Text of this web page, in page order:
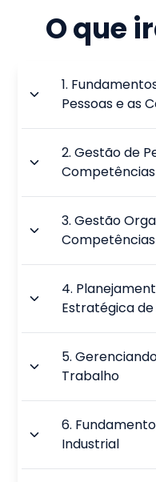
O que
1.
Pessoas e as
2.Gestão de
Competências
3.Gestão
Competências
4.
Estratégica de
5.
Trabalho
6.
Industrial